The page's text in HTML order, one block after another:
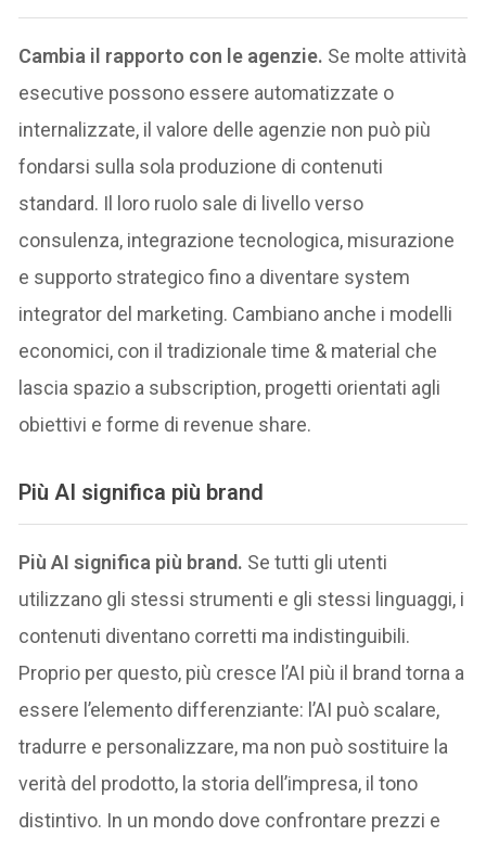
Cambia il rapporto con le agenzie. Se molte attività
esecutive possono essere automatizzate o
internalizzate, il valore delle agenzie non può più
fondarsi sulla sola produzione di contenuti
standard. Il loro ruolo sale di livello verso
consulenza, integrazione tecnologica, misurazione
e supporto strategico fino a diventare system
integrator del marketing. Cambiano anche i modelli
economici, con il tradizionale time & material che
lascia spazio a subscription, progetti orientati agli
obiettivi e forme di revenue share.
Più AI significa più brand
Più AI significa più brand. Se tutti gli utenti
utilizzano gli stessi strumenti e gli stessi linguaggi, i
contenuti diventano corretti ma indistinguibili.
Proprio per questo, più cresce l’AI più il brand torna a
essere l’elemento differenziante: l’AI può scalare,
tradurre e personalizzare, ma non può sostituire la
verità del prodotto, la storia dell’impresa, il tono
distintivo. In un mondo dove confrontare prezzi e